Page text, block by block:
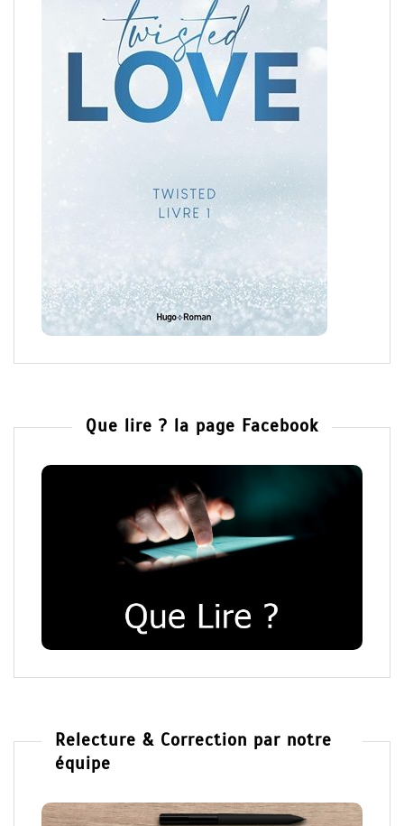
Que lire ? la page Facebook
Relecture & Correction par notre
équipe